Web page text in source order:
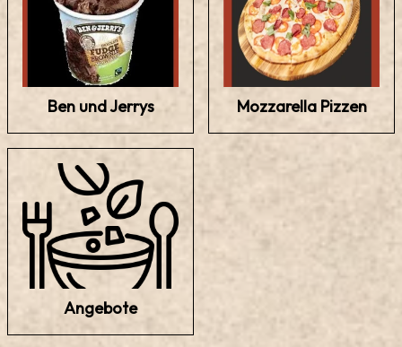
Ben und Jerrys Mozzarella Pizzen
Angebote